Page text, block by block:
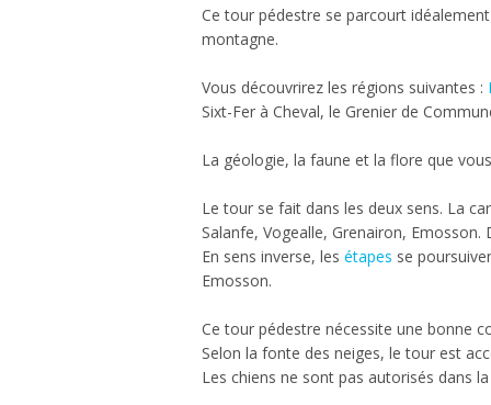
Ce tour pédestre se parcourt
montagne.
Vous découvrirez les régions suivantes :
Sixt-Fer à Cheval, le Grenier de
La géologie, la faune et la flore que
Le tour se fait dans les deux sens. La
Salanfe, Vogealle, Grenairon,
En sens inverse, les étapes se
Emosson.
Ce tour pédestre nécessite une bonne
Selon la fonte des neiges, le tour est
Les chiens ne sont pas autorisés dans